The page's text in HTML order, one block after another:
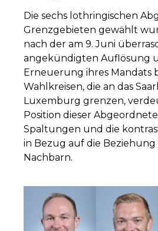
Die sechs lothringischen
Grenzgebieten gewählt
nach der am 9. Juni
angekündigten Auflösung
Erneuerung ihres Mandats
Wahlkreisen, die an das
Luxemburg grenzen,
Position dieser
Spaltungen und die
in Bezug auf die
Nachbarn.